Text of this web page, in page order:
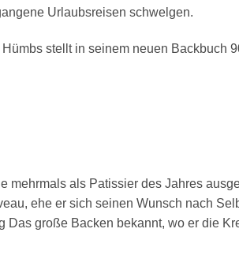
Urlaubsreisen schwelgen.
stellt in seinem neuen Backbuch
als Patissier des Jahres
ehe er sich seinen Wunsch nach
große Backen bekannt, wo er die